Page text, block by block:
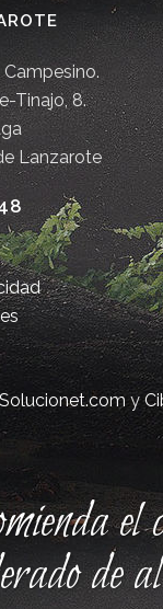
Tinajo, 8.
Lanzarote
Solucionet.comy
el
de